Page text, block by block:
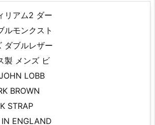
リアム2 ダー
ルモンクスト
ダブルレザー
製 メンズ ビ
LOBB
BROWN
STRAP
ENGLAND